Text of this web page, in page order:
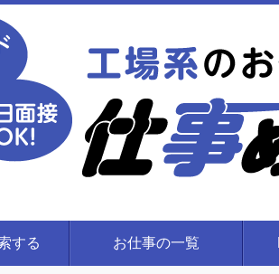
する お仕事の一覧